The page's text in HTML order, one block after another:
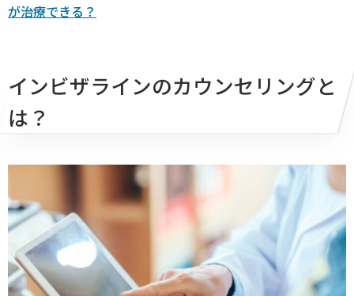
が治療できる？
インビザラインのカウンセリングと
は？